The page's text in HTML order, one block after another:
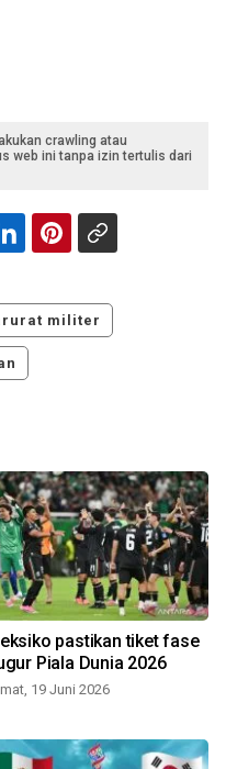
crawling atau
web ini tanpa izin tertulis dari
militer
pastikan tiket fase
Piala Dunia 2026
19 Juni 2026